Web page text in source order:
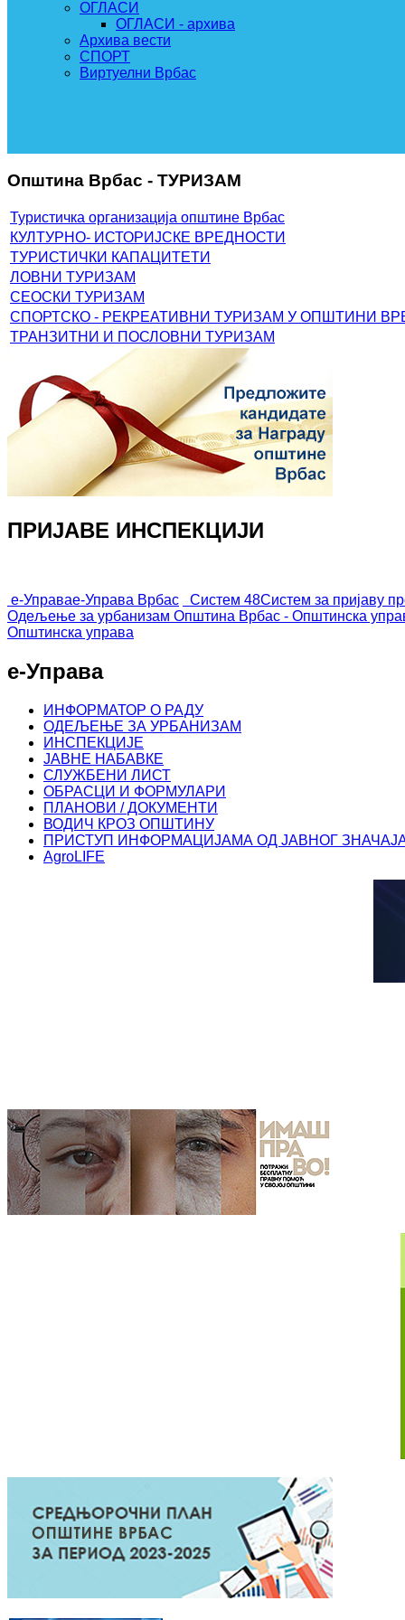
ОГЛАСИ
ОГЛАСИ - архива
Архива вести
СПОРТ
Виртуелни Врбас
Општина Врбас - ТУРИЗАМ
Туристичка организација општине Врбас
КУЛТУРНО- ИСТОРИЈСКЕ ВРЕДНОСТИ
ТУРИСТИЧКИ КАПАЦИТЕТИ
ЛОВНИ ТУРИЗАМ
СЕОСКИ ТУРИЗАМ
СПОРТСКО - РЕКРЕАТИВНИ ТУРИЗАМ У ОПШТИНИ
ТРАНЗИТНИ И ПОСЛОВНИ ТУРИЗАМ
ПРИЈАВЕ ИНСПЕКЦИЈИ
е-Управае-Управа Врбас Систем 48Систем за пријаву
Одељење за урбанизам Општина Врбас - Општинска
Општинска управа
е-Управа
ИНФОРМАТОР О РАДУ
ОДЕЉЕЊЕ ЗА УРБАНИЗАМ
ИНСПЕКЦИЈЕ
ЈАВНЕ НАБАВКЕ
СЛУЖБЕНИ ЛИСТ
ОБРАСЦИ И ФОРМУЛАРИ
ПЛАНОВИ / ДОКУМЕНТИ
ВОДИЧ КРОЗ ОПШТИНУ
ПРИСТУП ИНФОРМАЦИЈАМА ОД ЈАВНОГ
AgroLIFE